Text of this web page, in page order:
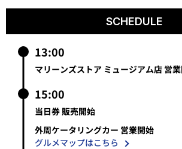
SCHEDULE
13:00
マリーンズストア ミュージアム店 営
15:00
当日券 販売開始
外周ケータリングカー 営業開始
グルメマップはこちら